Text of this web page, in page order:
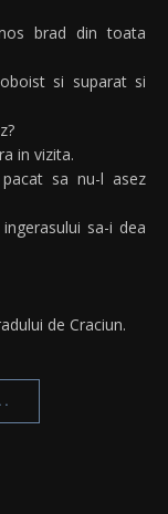
si suparat si
in vizita.
sa nu-l asez
sa-i dea
de Craciun.